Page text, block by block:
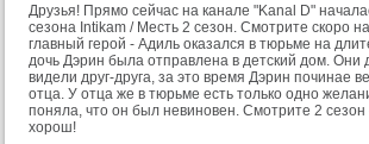
Друзья! Прямо сейчас на канале "Kanal D"
сезона Intikam / Месть 2 сезон. Смотрите скоро
главный герой - Адиль оказался в тюрьме на
дочь Дэрин была отправлена в детский дом. Они
видели друг-друга, за это время Дэрин починае
отца. У отца же в тюрьме есть только одно
поняла, что он был невиновен. Смотрите 2 сезон
хорош!